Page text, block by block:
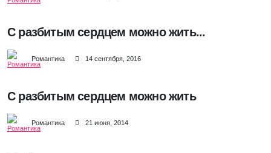
С разбитым сердцем можно жить...
Романтика 14 сентября, 2016
С разбитым сердцем можно жить
Романтика 21 июня, 2014